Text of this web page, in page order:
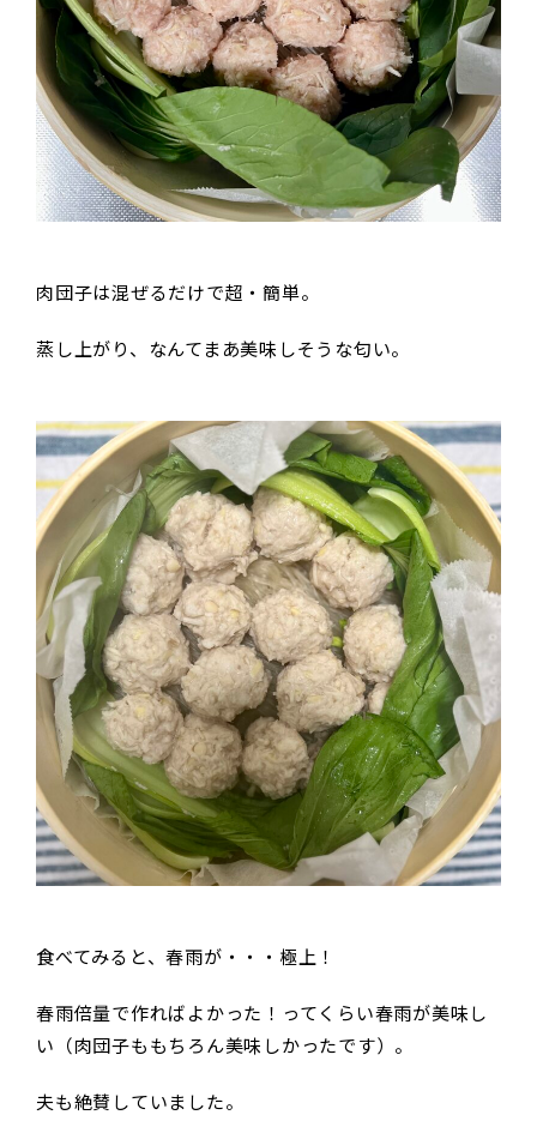
肉団子は混ぜるだけで超・簡単。
蒸し上がり、なんてまあ美味しそうな匂い。
食べてみると、春雨が・・・極上！
春雨倍量で作ればよかった！ってくらい春雨が美味し
い（肉団子ももちろん美味しかったです）。
夫も絶賛していました。